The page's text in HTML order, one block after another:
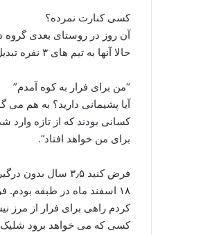
کسی کنارت نمرده؟
حالا آنها به تیم های ۳ نفره تبدیل شده اند.
“من برای فرار به کوه آمدم”
آیا پشیمانی دارید؟ به هم می
کسانی بودند که از تازه وارد
برای من خواهد افتاد”.
فرض کنید ۳٫۵ سال بدون درگیری می گذرد… برای بازگشتتان چگونه برنامه ریزی کردید؟
۱۸ اسفند ماه در طبقه
کردم راهی برای فرار از مرز
کسی که می خواهد برود شلیک